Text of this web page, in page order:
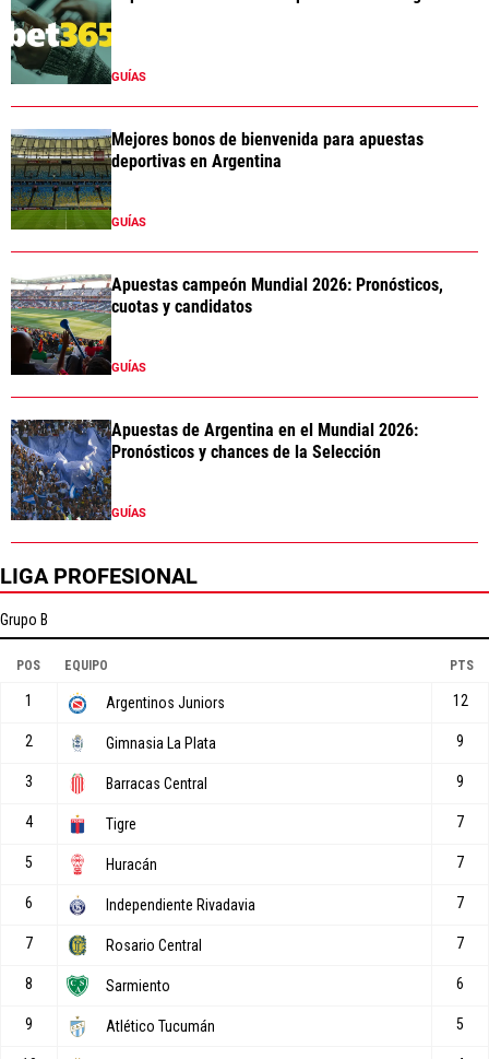
GUÍAS
Mejores bonos de bienvenida para apuestas
deportivas en Argentina
GUÍAS
Apuestas campeón Mundial 2026: Pronósticos,
cuotas y candidatos
GUÍAS
Apuestas de Argentina en el Mundial 2026:
Pronósticos y chances de la Selección
GUÍAS
LIGA PROFESIONAL